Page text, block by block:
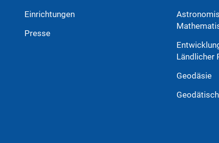
Einrichtungen
Presse
Ländlicher
Geodäsie